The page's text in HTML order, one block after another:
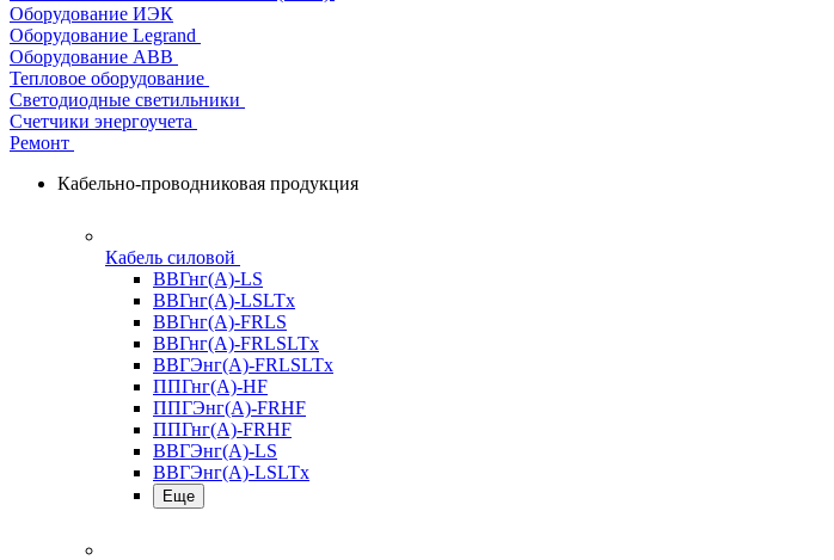
Оборудование ИЭК
Оборудование Legrand
Оборудование АВВ
Тепловое оборудование
Светодиодные светильники
Счетчики энергоучета
Ремонт
Кабельно-проводниковая продукция
Кабель силовой
ВВГнг(А)-LS
ВВГнг(А)-LSLTx
ВВГнг(А)-FRLS
ВВГнг(А)-FRLSLTx
ВВГЭнг(А)-FRLSLTx
ППГнг(А)-HF
ППГЭнг(А)-FRHF
ППГнг(А)-FRHF
ВВГЭнг(А)-LS
ВВГЭнг(А)-LSLTx
Еще